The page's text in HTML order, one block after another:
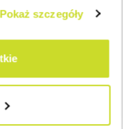
Pokaż szczegóły
praktyce wykazywać
z którymi
modelami
dla osób